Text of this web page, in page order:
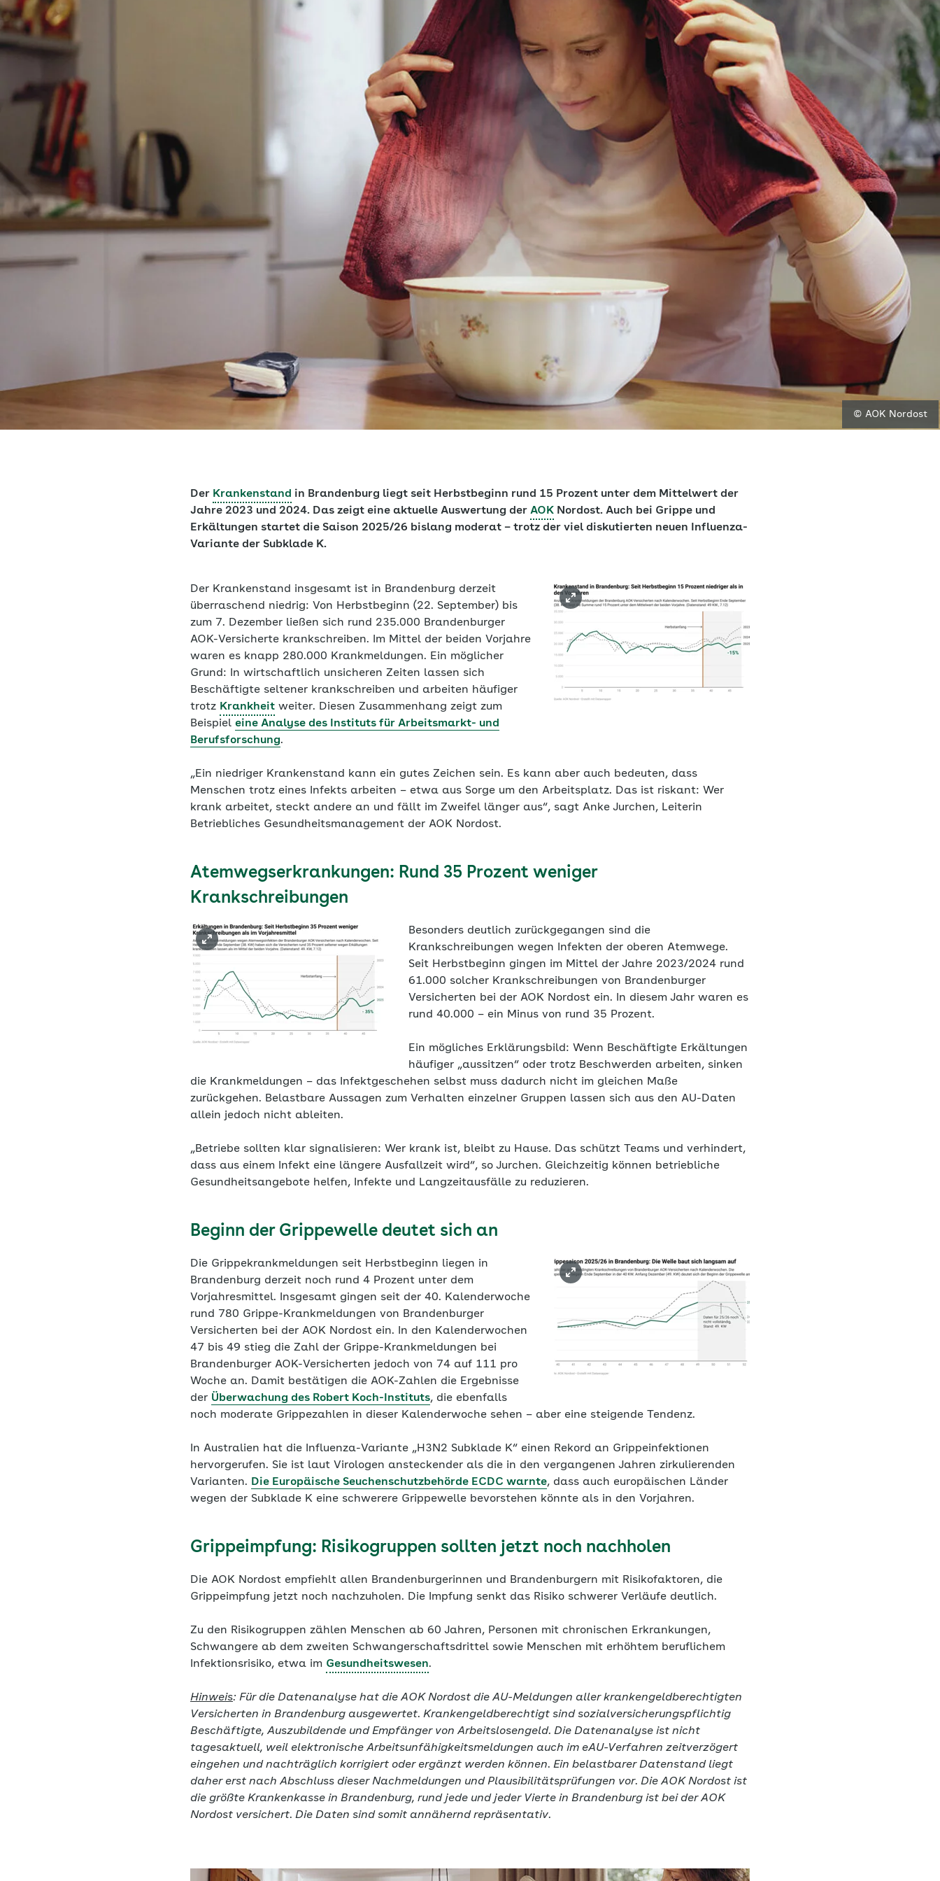
© AOK Nordost
Der Krankenstand in Brandenburg liegt seit Herbstbeginn rund 15 Prozent unter dem Mittelwert der
Jahre 2023 und 2024. Das zeigt eine aktuelle Auswertung der AOK Nordost. Auch bei Grippe und
Erkältungen startet die Saison 2025/26 bislang moderat – trotz der viel diskutierten neuen Influenza-
Variante der Subklade K.
Der Krankenstand insgesamt ist in Brandenburg derzeit
überraschend niedrig: Von Herbstbeginn (22. September) bis
zum 7. Dezember ließen sich rund 235.000 Brandenburger
AOK-Versicherte krankschreiben. Im Mittel der beiden Vorjahre
waren es knapp 280.000 Krankmeldungen. Ein möglicher
Grund: In wirtschaftlich unsicheren Zeiten lassen sich
Beschäftigte seltener krankschreiben und arbeiten häufiger
trotz Krankheit weiter. Diesen Zusammenhang zeigt zum
Beispiel eine Analyse des Instituts für Arbeitsmarkt- und
Berufsforschung.
„Ein niedriger Krankenstand kann ein gutes Zeichen sein. Es kann aber auch bedeuten, dass
Menschen trotz eines Infekts arbeiten – etwa aus Sorge um den Arbeitsplatz. Das ist riskant: Wer
krank arbeitet, steckt andere an und fällt im Zweifel länger aus“, sagt Anke Jurchen, Leiterin
Betriebliches Gesundheitsmanagement der AOK Nordost.
Atemwegserkrankungen: Rund 35 Prozent weniger
Krankschreibungen
Besonders deutlich zurückgegangen sind die
Krankschreibungen wegen Infekten der oberen Atemwege.
Seit Herbstbeginn gingen im Mittel der Jahre 2023/2024 rund
61.000 solcher Krankschreibungen von Brandenburger
Versicherten bei der AOK Nordost ein. In diesem Jahr waren es
rund 40.000 – ein Minus von rund 35 Prozent.
Ein mögliches Erklärungsbild: Wenn Beschäftigte Erkältungen
häufiger „aussitzen“ oder trotz Beschwerden arbeiten, sinken
die Krankmeldungen – das Infektgeschehen selbst muss dadurch nicht im gleichen Maße
zurückgehen. Belastbare Aussagen zum Verhalten einzelner Gruppen lassen sich aus den AU-Daten
allein jedoch nicht ableiten.
„Betriebe sollten klar signalisieren: Wer krank ist, bleibt zu Hause. Das schützt Teams und verhindert,
dass aus einem Infekt eine längere Ausfallzeit wird“, so Jurchen. Gleichzeitig können betriebliche
Gesundheitsangebote helfen, Infekte und Langzeitausfälle zu reduzieren.
Beginn der Grippewelle deutet sich an
Die Grippekrankmeldungen seit Herbstbeginn liegen in
Brandenburg derzeit noch rund 4 Prozent unter dem
Vorjahresmittel. Insgesamt gingen seit der 40. Kalenderwoche
rund 780 Grippe-Krankmeldungen von Brandenburger
Versicherten bei der AOK Nordost ein. In den Kalenderwochen
47 bis 49 stieg die Zahl der Grippe-Krankmeldungen bei
Brandenburger AOK-Versicherten jedoch von 74 auf 111 pro
Woche an. Damit bestätigen die AOK-Zahlen die Ergebnisse
der Überwachung des Robert Koch-Instituts, die ebenfalls
noch moderate Grippezahlen in dieser Kalenderwoche sehen – aber eine steigende Tendenz.
In Australien hat die Influenza-Variante „H3N2 Subklade K“ einen Rekord an Grippeinfektionen
hervorgerufen. Sie ist laut Virologen ansteckender als die in den vergangenen Jahren zirkulierenden
Varianten. Die Europäische Seuchenschutzbehörde ECDC warnte, dass auch europäischen Länder
wegen der Subklade K eine schwerere Grippewelle bevorstehen könnte als in den Vorjahren.
Grippeimpfung: Risikogruppen sollten jetzt noch nachholen
Die AOK Nordost empfiehlt allen Brandenburgerinnen und Brandenburgern mit Risikofaktoren, die
Grippeimpfung jetzt noch nachzuholen. Die Impfung senkt das Risiko schwerer Verläufe deutlich.
Zu den Risikogruppen zählen Menschen ab 60 Jahren, Personen mit chronischen Erkrankungen,
Schwangere ab dem zweiten Schwangerschaftsdrittel sowie Menschen mit erhöhtem beruflichem
Infektionsrisiko, etwa im Gesundheitswesen.
Hinweis: Für die Datenanalyse hat die AOK Nordost die AU-Meldungen aller krankengeldberechtigten
Versicherten in Brandenburg ausgewertet. Krankengeldberechtigt sind sozialversicherungspflichtig
Beschäftigte, Auszubildende und Empfänger von Arbeitslosengeld. Die Datenanalyse ist nicht
tagesaktuell, weil elektronische Arbeitsunfähigkeitsmeldungen auch im eAU-Verfahren zeitverzögert
eingehen und nachträglich korrigiert oder ergänzt werden können. Ein belastbarer Datenstand liegt
daher erst nach Abschluss dieser Nachmeldungen und Plausibilitätsprüfungen vor. Die AOK Nordost ist
die größte Krankenkasse in Brandenburg, rund jede und jeder Vierte in Brandenburg ist bei der AOK
Nordost versichert. Die Daten sind somit annähernd repräsentativ.